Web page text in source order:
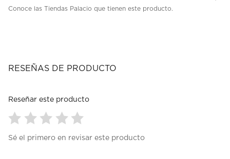
Conoce las Tiendas Palacio que tienen este producto.
RESEÑAS DE PRODUCTO
Reseñar este producto
paraparaparaparapara
Sé el primero en revisar este producto